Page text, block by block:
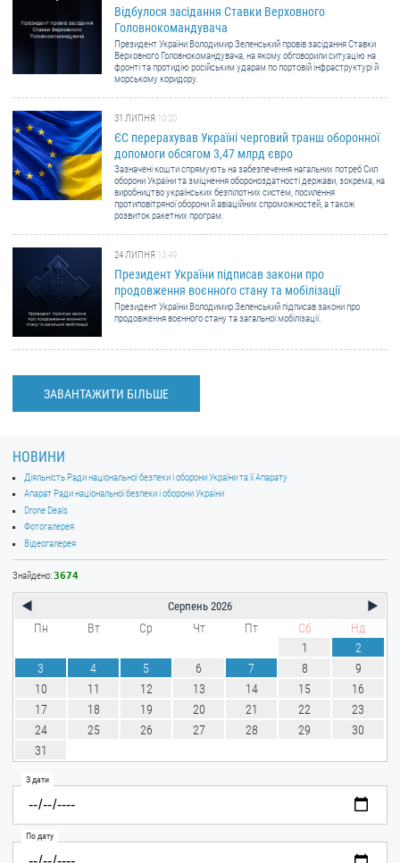
Відбулося засідання Ставки Верховного
Головнокомандувача
Президент України Володимир Зеленський провів засідання Ставки
Верховного Головнокомандувача, на якому обговорили ситуацію на
фронті та протидію російським ударам по портовій інфраструктурі й
морському коридору.
31 ЛИПНЯ 10:20
ЄС перерахував Україні черговий транш оборонної
допомоги обсягом 3,47 млрд євро
Зазначені кошти спрямують на забезпечення нагальних потреб Сил
оборони України та зміцнення обороноздатності держави, зокрема, на
виробництво українських безпілотних систем, посилення
протиповітряної оборони й авіаційних спроможностей, а також
розвиток ракетних програм.
24 ЛИПНЯ 13:49
Президент України підписав закони про
продовження воєнного стану та мобілізації
Президент України Володимир Зеленський підписав закони про
продовження воєнного стану та загальної мобілізації.
ЗАВАНТАЖИТИ БІЛЬШЕ
НОВИНИ
Діяльність Ради національної безпеки і оборони України та її Апарату
Апарат Ради національної безпеки і оборони України
Drone Deals
Фотогалерея
Відеогалерея
Знайдено:3674
◀ Серпень 2026 ▶
Пн Вт Ср Чт Пт Сб
Нд
1
2
3
4 5 6 7 8
9
10
11 12 13 14 15
16
17
18 19 20 21 22
23
24
25 26 27 28 29
30
31
З дати
По дату